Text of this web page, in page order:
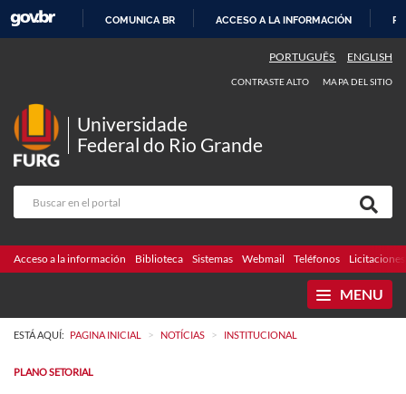
CONTENIDO
COMUNICA BR ACCESO A LA INFORMACIÓN
PORTUGUÊS ENGLISH
CONTRASTE ALTO MAPA DEL SITIO
Universidade
Federal do Rio Grande
Acceso a la información Biblioteca Sistemas Webmail Teléfonos Licitaciones
MENU
ESTÁ AQUÍ: PAGINA INICIAL > NOTÍCIAS > INSTITUCIONAL
PLANO SETORIAL